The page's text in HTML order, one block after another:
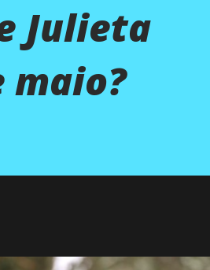
Julieta
maio?